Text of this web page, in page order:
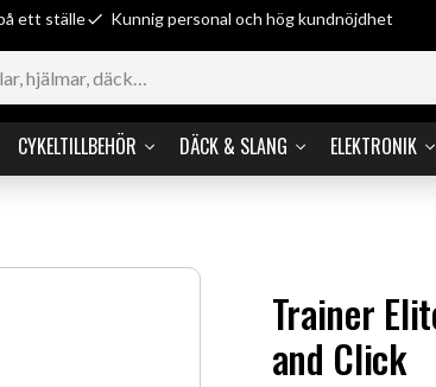
ett ställe Kunnig personal och hög kundnöjdhet
CYKELTILLBEHÖR DÄCK & SLANG ELEKTRONIK
Trainer
and Click